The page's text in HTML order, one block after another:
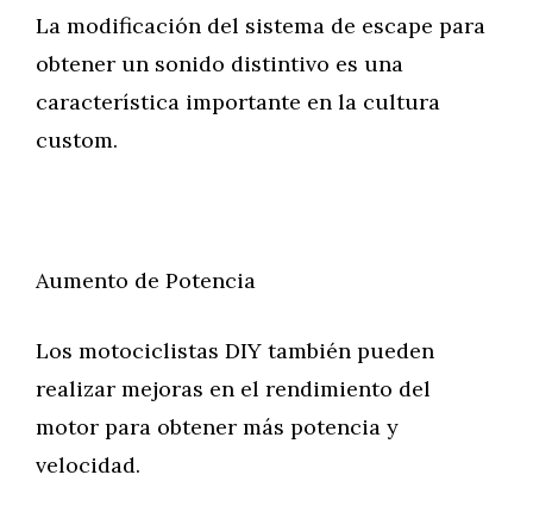
La modificación del sistema de escape para
obtener un sonido distintivo es una
característica importante en la cultura
custom.
Aumento de Potencia
Los motociclistas DIY también pueden
realizar mejoras en el rendimiento del
motor para obtener más potencia y
velocidad.